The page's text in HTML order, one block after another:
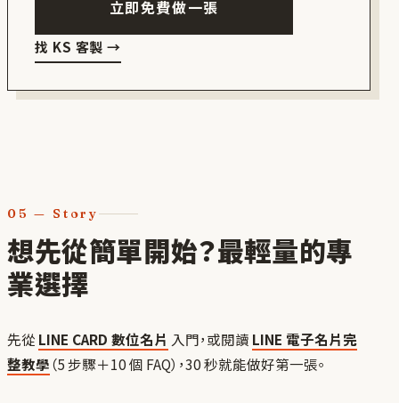
立即免費做一張
找 KS 客製 →
05 — Story
想先從簡單開始？最輕量的專
業選擇
先從 LINE CARD 數位名片 入門，或閱讀 LINE 電子名片完
整教學（5 步驟＋10 個 FAQ），30 秒就能做好第一張。